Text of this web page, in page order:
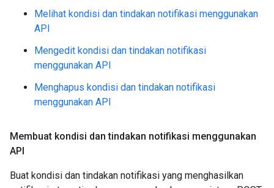
Melihat kondisi dan tindakan notifikasi menggunakan
API
Mengedit kondisi dan tindakan notifikasi
menggunakan API
Menghapus kondisi dan tindakan notifikasi
menggunakan API
Membuat kondisi dan tindakan notifikasi menggunakan
API
Buat kondisi dan tindakan notifikasi yang menghasilkan